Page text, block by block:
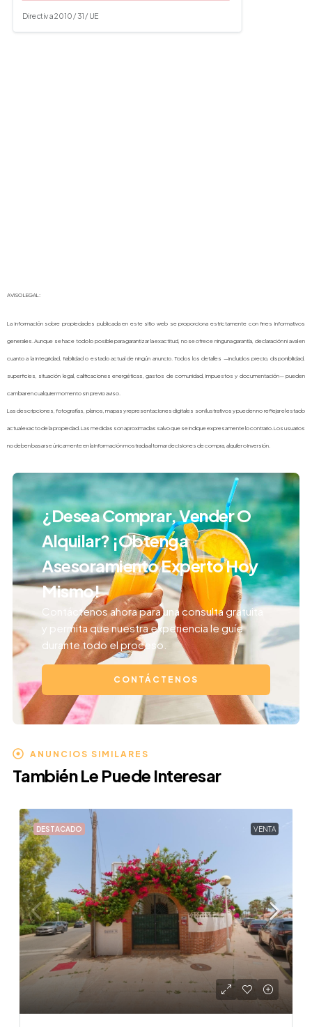
Directiva 2010 / 31 / UE
AVISO LEGAL:
La información sobre propiedades publicada en este sitio web se proporciona estrictamente con fines informativos
generales. Aunque se hace todo lo posible para garantizar la exactitud, no se ofrece ninguna garantía, declaración ni aval en
cuanto a la integridad, fiabilidad o estado actual de ningún anuncio. Todos los detalles —incluidos precio, disponibilidad,
superficies, situación legal, calificaciones energéticas, gastos de comunidad, impuestos y documentación— pueden
cambiar en cualquier momento sin previo aviso.
Las descripciones, fotografías, planos, mapas y representaciones digitales son ilustrativos y pueden no reflejar el estado
actual exacto de la propiedad. Las medidas son aproximadas salvo que se indique expresamente lo contrario. Los usuarios
no deben basarse únicamente en la información mostrada al tomar decisiones de compra, alquiler o inversión.
¿Desea Comprar, Vender O
Alquilar? ¡Obtenga
Asesoramiento Experto Hoy
Mismo!
Contáctenos ahora para una consulta gratuita
y permita que nuestra experiencia le guíe
durante todo el proceso.
CONTÁCTENOS
ANUNCIOS SIMILARES
También Le Puede Interesar
DESTACADO VENTA